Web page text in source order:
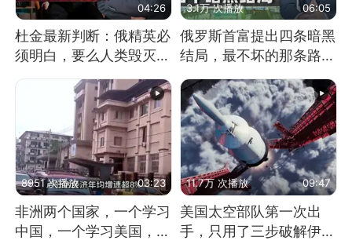
04:26
杜金最新判断：俄精英必
须明白，要么人类毁灭，
3.1万 次播放 06:05
俄罗斯首富提出四条暗黑
结局，最不坏的那条路是
8951 次播放 03:23
非洲两个国家，一个学习
中国，一个学习美国，结
11.7万 次播放 09:47
美国太空部队第一次出
手，只用了三步破解伊朗